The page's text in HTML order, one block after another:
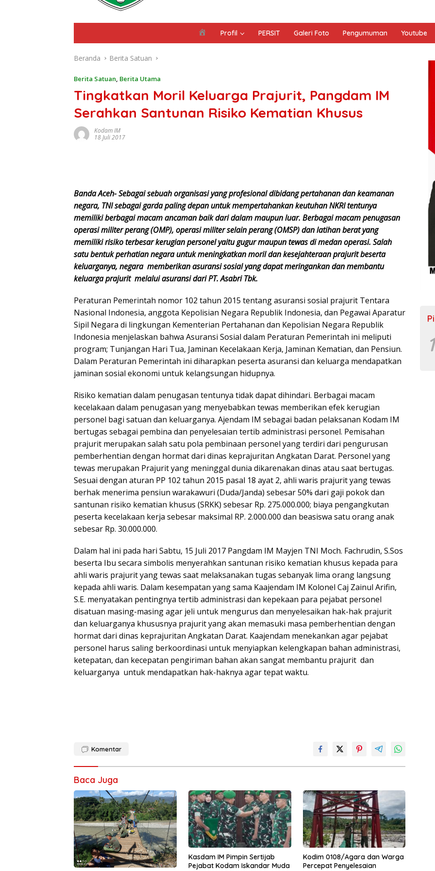
e
Profil PERSIT Galeri Foto Pengumuman Youtube
Beranda Berita Satuan
Berita Satuan, Berita Utama
Tingkatkan Moril Keluarga Prajurit, Pangdam IM
Serahkan Santunan Risiko Kematian Khusus
Kodam IM
18 Juli 2017
Banda Aceh- Sebagai sebuah organisasi yang profesional dibidang pertahanan dan keamanan
negara, TNI sebagai garda paling depan untuk mempertahankan keutuhan NKRI tentunya
memiliki berbagai macam ancaman baik dari dalam maupun luar. Berbagai macam penugasan
operasi militer perang (OMP), operasi militer selain perang (OMSP) dan latihan berat yang
memiliki risiko terbesar kerugian personel yaitu gugur maupun tewas di medan operasi. Salah
satu bentuk perhatian negara untuk meningkatkan moril dan kesejahteraan prajurit beserta
keluarganya, negara memberikan asuransi sosial yang dapat meringankan dan membantu
keluarga prajurit melalui asuransi dari PT. Asabri Tbk.
Peraturan Pemerintah nomor 102 tahun 2015 tentang asuransi sosial prajurit Tentara
Nasional Indonesia, anggota Kepolisian Negara Republik Indonesia, dan Pegawai Aparatur
Sipil Negara di lingkungan Kementerian Pertahanan dan Kepolisian Negara Republik
Indonesia menjelaskan bahwa Asuransi Sosial dalam Peraturan Pemerintah ini meliputi
program; Tunjangan Hari Tua, Jaminan Kecelakaan Kerja, Jaminan Kematian, dan Pensiun.
Dalam Peraturan Pemerintah ini diharapkan peserta asuransi dan keluarga mendapatkan
jaminan sosial ekonomi untuk kelangsungan hidupnya.
Risiko kematian dalam penugasan tentunya tidak dapat dihindari. Berbagai macam
kecelakaan dalam penugasan yang menyebabkan tewas memberikan efek kerugian
personel bagi satuan dan keluarganya. Ajendam IM sebagai badan pelaksanan Kodam IM
bertugas sebagai pembina dan penyelesaian tertib administrasi personel. Pemisahan
prajurit merupakan salah satu pola pembinaan personel yang terdiri dari pengurusan
pemberhentian dengan hormat dari dinas keprajuritan Angkatan Darat. Personel yang
tewas merupakan Prajurit yang meninggal dunia dikarenakan dinas atau saat bertugas.
Sesuai dengan aturan PP 102 tahun 2015 pasal 18 ayat 2, ahli waris prajurit yang tewas
berhak menerima pensiun warakawuri (Duda/Janda) sebesar 50% dari gaji pokok dan
santunan risiko kematian khusus (SRKK) sebesar Rp. 275.000.000; biaya pengangkutan
peserta kecelakaan kerja sebesar maksimal RP. 2.000.000 dan beasiswa satu orang anak
sebesar Rp. 30.000.000.
Dalam hal ini pada hari Sabtu, 15 Juli 2017 Pangdam IM Mayjen TNI Moch. Fachrudin, S.Sos
beserta Ibu secara simbolis menyerahkan santunan risiko kematian khusus kepada para
ahli waris prajurit yang tewas saat melaksanakan tugas sebanyak lima orang langsung
kepada ahli waris. Dalam kesempatan yang sama Kaajendam IM Kolonel Caj Zainul Arifin,
S.E. menyatakan pentingnya tertib administrasi dan kepekaan para pejabat personel
disatuan masing-masing agar jeli untuk mengurus dan menyelesaikan hak-hak prajurit
dan keluarganya khususnya prajurit yang akan memasuki masa pemberhentian dengan
hormat dari dinas keprajuritan Angkatan Darat. Kaajendam menekankan agar pejabat
personel harus saling berkoordinasi untuk menyiapkan kelengkapan bahan administrasi,
ketepatan, dan kecepatan pengiriman bahan akan sangat membantu prajurit dan
keluarganya untuk mendapatkan hak-haknya agar tepat waktu.
Komentar
Baca Juga
Kasdam IM Pimpin Sertijab
Pejabat Kodam Iskandar Muda
Kodim 0108/Agara dan Warga
Percepat Penyelesaian
1